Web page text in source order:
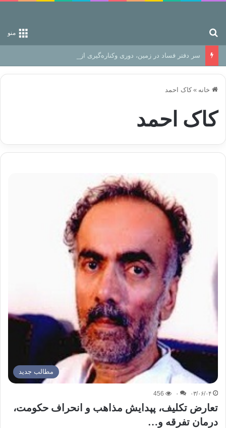
منو
سر دفتر فساد در زمین‌، دوری وکناره‌گیری از راه خداست‌!
خانه » کاک احمد
کاک احمد
مطالب جدید
۰۳/۰۶/۰۴ ۰ 456
تعارض تکلیف، پپدایش مذاهب و انحراف حکومت،
درمان تفرقه و…